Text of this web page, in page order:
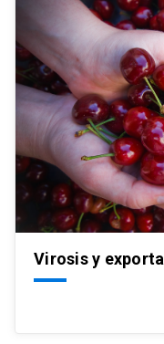
Virosis y